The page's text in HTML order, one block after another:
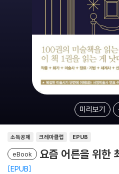
미리보기
소득공제 크레마클럽 EPUB
eBook 요즘 어른을 위한
EPUB